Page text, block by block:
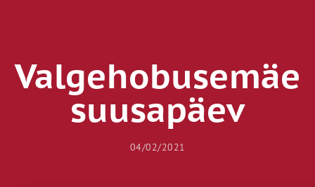
Valgehobusemäe
suusapäev
04/02/2021